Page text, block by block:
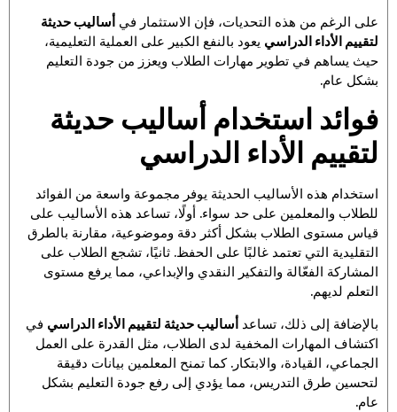
على الرغم من هذه التحديات، فإن الاستثمار في أساليب حديثة
لتقييم الأداء الدراسي يعود بالنفع الكبير على العملية التعليمية،
حيث يساهم في تطوير مهارات الطلاب ويعزز من جودة التعليم
بشكل عام.
فوائد استخدام أساليب حديثة
لتقييم الأداء الدراسي
استخدام هذه الأساليب الحديثة يوفر مجموعة واسعة من الفوائد
للطلاب والمعلمين على حد سواء. أولًا، تساعد هذه الأساليب على
قياس مستوى الطلاب بشكل أكثر دقة وموضوعية، مقارنة بالطرق
التقليدية التي تعتمد غالبًا على الحفظ. ثانيًا، تشجع الطلاب على
المشاركة الفعّالة والتفكير النقدي والإبداعي، مما يرفع مستوى
التعلم لديهم.
بالإضافة إلى ذلك، تساعد أساليب حديثة لتقييم الأداء الدراسي في
اكتشاف المهارات المخفية لدى الطلاب، مثل القدرة على العمل
الجماعي، القيادة، والابتكار. كما تمنح المعلمين بيانات دقيقة
لتحسين طرق التدريس، مما يؤدي إلى رفع جودة التعليم بشكل
عام.